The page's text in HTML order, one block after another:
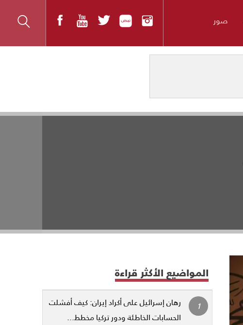
صور
المواضيع الأكثر قراءة
رهان إسرائيل على أكراد إيران: كيف أفشلت
الحسابات الخاطئة ودور تركيا مخطط...